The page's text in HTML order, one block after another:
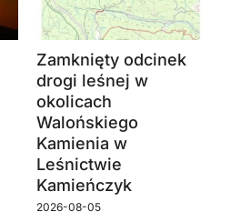
Zamknięty odcinek
drogi leśnej w
okolicach
Walońskiego
Kamienia w
Leśnictwie
Kamieńczyk
2026-08-05